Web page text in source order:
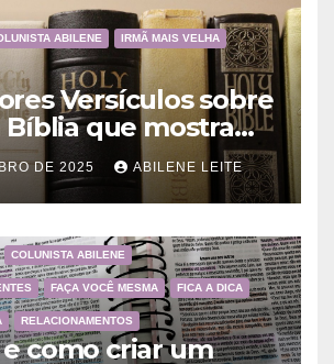
ABILENE IRMÃ MAIS VELHA
Versículos sobre
Bíblia que mostram
da Palavra de
DE 2025 ABILENE LEITE
COLUNISTA ABILENE
FAÇA VOCÊ MESMA FICA A DICA
RELACIONAMENTOS
como criar um